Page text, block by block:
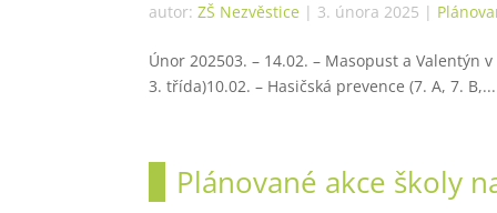
autor:ZŠ Nezvěstice | 3. února 2025 |
Únor 202503. – 14.02. – Masopust a Valentýn
3. třída)10.02. – Hasičská prevence (7. A, 7. B,...
Plánované akce školy